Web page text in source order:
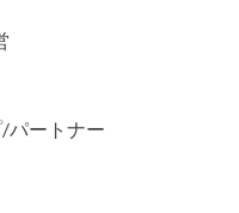
パートナー